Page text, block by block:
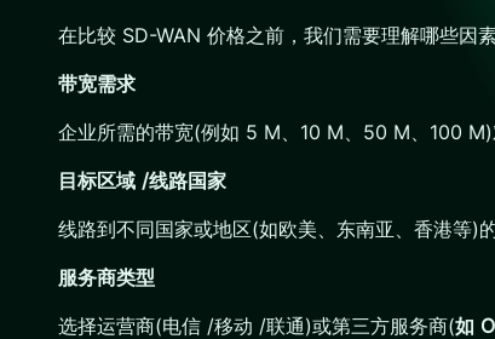
在比较 SD-WAN 价格之前，我们需要理解哪些因
带宽需求
企业所需的带宽(例如 5 M、10 M、50 M、100
目标区域 /线路国家
线路到不同国家或地区(如欧美、东南亚、香港等)
服务商类型
选择运营商(电信 /移动 /联通)或第三方服务商(如